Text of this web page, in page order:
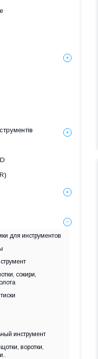
для инструментов
сокири,
инструмент
воротки,